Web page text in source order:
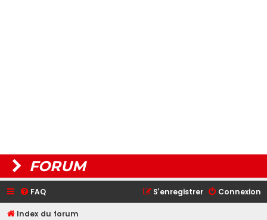
FORUM
FAQ Connexion
S’enregistrer
Index du forum